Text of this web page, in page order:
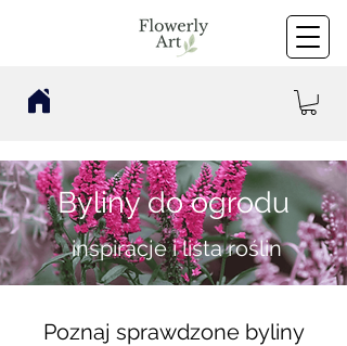
Byliny do ogrodu
inspiracje i lista roślin
Poznaj sprawdzone byliny